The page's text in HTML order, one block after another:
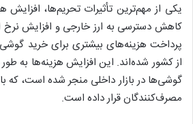
یکی از مهم‌ترین تأثیرات تحریم‌ها، افزایش
کاهش دسترسی به ارز خارجی و افزایش نرخ
پرداخت هزینه‌های بیشتری برای خرید
از کشور شده‌اند. این افزایش هزینه‌ها به
گوشی‌ها در بازار داخلی منجر شده است، که
مصرف‌کنندگان قرار داده است.